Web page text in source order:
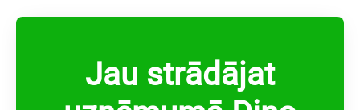
Jau strādājat